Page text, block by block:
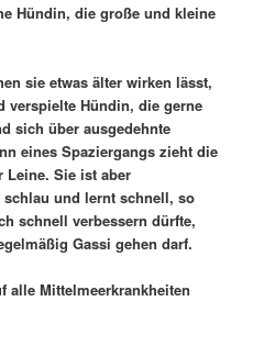
Hündin, die große und kleine
sie etwas älter wirken lässt,
verspielte Hündin, die gerne
sich über ausgedehnte
eines Spaziergangs zieht die
Leine. Sie ist aber
und lernt schnell, so
schnell verbessern dürfte,
Gassi gehen darf.
alle Mittelmeerkrankheiten